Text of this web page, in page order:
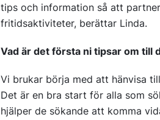
tips och information så att
fritidsaktiviteter, berättar Linda.
Vad är det första ni tipsar om till
Vi brukar börja med att hänvisa
Det är en bra start för alla som
hjälper de sökande att komma